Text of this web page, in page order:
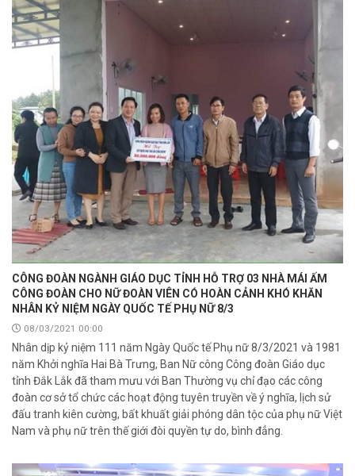
CÔNG ĐOÀN NGÀNH GIÁO DỤC TỈNH HỖ TRỢ 03 NHÀ MÁI ẤM
CÔNG ĐOÀN CHO NỮ ĐOÀN VIÊN CÓ HOÀN CẢNH KHÓ KHĂN
NHÂN KỶ NIỆM NGÀY QUỐC TẾ PHỤ NỮ 8/3
08/03/2021 00:00
Nhân dịp kỷ niệm 111 năm Ngày Quốc tế Phụ nữ 8/3/2021 và 1981
năm Khởi nghĩa Hai Bà Trưng, Ban Nữ công Công đoàn Giáo dục
tỉnh Đắk Lắk đã tham mưu với Ban Thường vụ chỉ đạo các công
đoàn cơ sở tổ chức các hoạt động tuyên truyền về ý nghĩa, lịch sử
đấu tranh kiên cường, bất khuất giải phóng dân tộc của phụ nữ Việt
Nam và phụ nữ trên thế giới đòi quyền tự do, bình đẳng.